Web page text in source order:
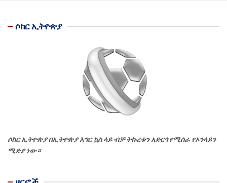
ሶከር ኢትዮጵያ
ሶከር ኢትዮጵያ በኢትዮጵያ እግር ኳስ ላይ ብቻ ትኩረቱን አድርጎ የሚሰራ የኦንላይን
ሚድያ ነው።